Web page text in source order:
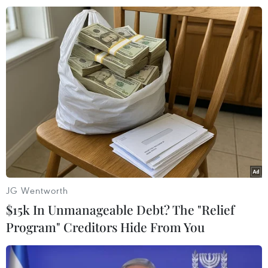
chương trình là hoạt động trao tặng áo dài miễn
phí cho người dân Séc và du khách quốc tế.
Trong không gian ngập tràn sắc màu, nhiều vị
khách hào hứng khoác lên mình tà áo dài
truyền thống, lưu lại những khoảnh khắc đáng
nhớ và cảm nhận gần hơn vẻ đẹp thanh lịch của
văn hóa Việt.
JG Wentworth
$15k In Unmanageable Debt? The "Relief
Program" Creditors Hide From You